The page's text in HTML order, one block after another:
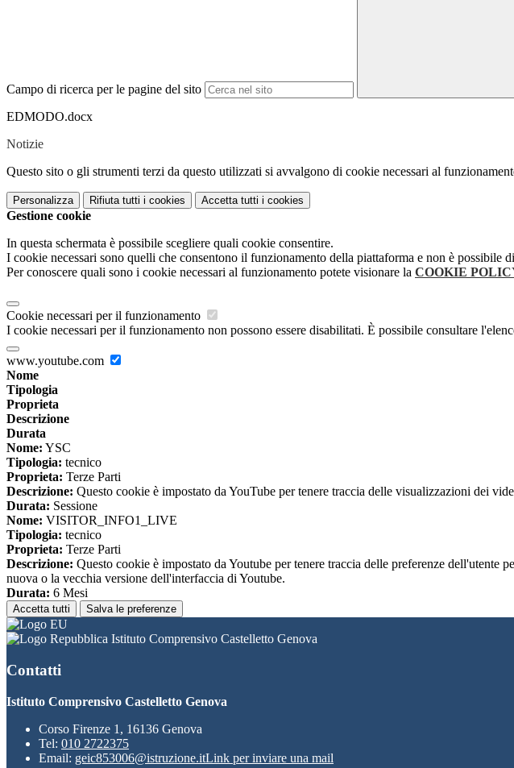
Campo di ricerca per le pagine del sito
EDMODO.docx
Notizie
Questo sito o gli strumenti terzi da questo utilizzati si avvalgono di cookie necessari al
Personalizza Rifiuta tutti i cookies Accetta tutti i cookies
Gestione cookie
In questa schermata è possibile scegliere quali cookie consentire.
I cookie necessari sono quelli che consentono il funzionamento della piattaforma e non è possibile
Per conoscere quali sono i cookie necessari al funzionamento potete visionare la COOKIE
Cookie necessari per il funzionamento
I cookie necessari per il funzionamento non possono essere disabilitati. È possibile consultare
www.youtube.com
Nome
Tipologia
Proprieta
Descrizione
Durata
Nome: YSC
Tipologia: tecnico
Proprieta: Terze Parti
Descrizione: Questo cookie è impostato da YouTube per tenere traccia delle visualizzazioni dei
Durata: Sessione
Nome: VISITOR_INFO1_LIVE
Tipologia: tecnico
Proprieta: Terze Parti
Descrizione: Questo cookie è impostato da Youtube per tenere traccia delle preferenze
nuova o la vecchia versione dell'interfaccia di Youtube.
Durata: 6 Mesi
Accetta tutti Salva le preferenze
Istituto Comprensivo Castelletto Genova
Contatti
Istituto Comprensivo Castelletto Genova
Corso Firenze 1, 16136 Genova
Tel: 010 2722375
Email: geic853006@istruzione.itLink per inviare una mail